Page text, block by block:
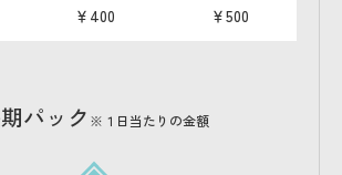
￥400 ￥500
パック ※１日当たりの金額